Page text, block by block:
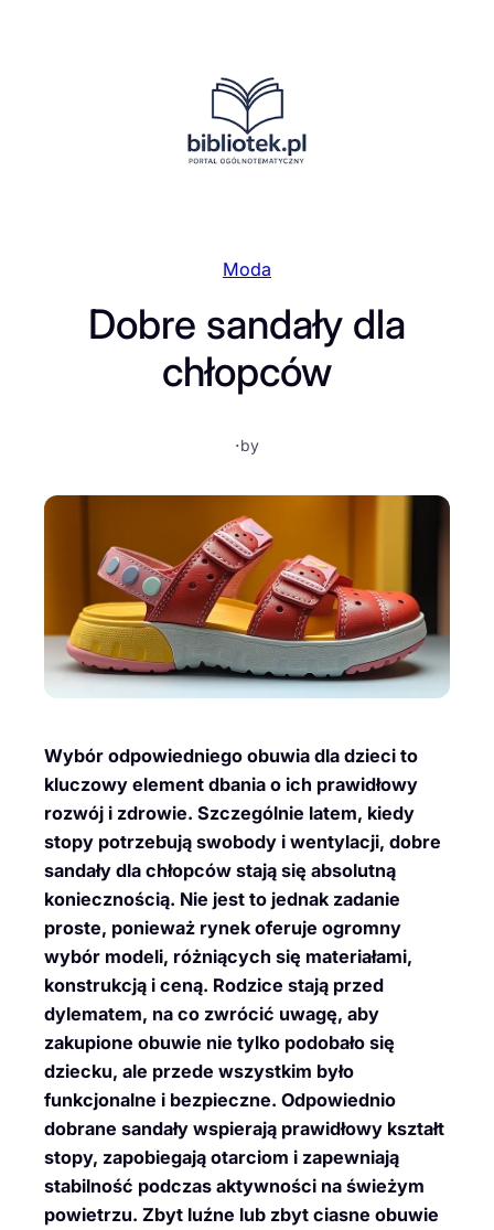
Moda
Dobre sandały dla
chłopców
·by
Wybór odpowiedniego obuwia dla dzieci to
kluczowy element dbania o ich prawidłowy
rozwój i zdrowie. Szczególnie latem, kiedy
stopy potrzebują swobody i wentylacji, dobre
sandały dla chłopców stają się absolutną
koniecznością. Nie jest to jednak zadanie
proste, ponieważ rynek oferuje ogromny
wybór modeli, różniących się materiałami,
konstrukcją i ceną. Rodzice stają przed
dylematem, na co zwrócić uwagę, aby
zakupione obuwie nie tylko podobało się
dziecku, ale przede wszystkim było
funkcjonalne i bezpieczne. Odpowiednio
dobrane sandały wspierają prawidłowy kształt
stopy, zapobiegają otarciom i zapewniają
stabilność podczas aktywności na świeżym
powietrzu. Zbyt luźne lub zbyt ciasne obuwie